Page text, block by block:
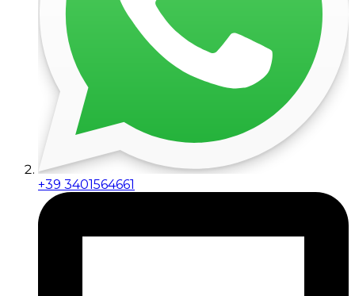
+39 3401564661